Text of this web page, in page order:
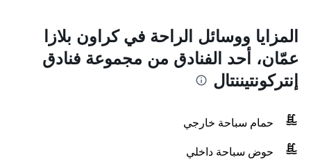
المزايا ووسائل الراحة في كراون بلازا
عمّان، أحد الفنادق من مجموعة فنادق
إنتركونتيننتال
حمام سباحة خارجي
حوض سباحة داخلي